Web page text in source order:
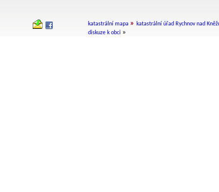
katastrální mapa » katastrální úřad Rychnov nad
diskuze k obci »